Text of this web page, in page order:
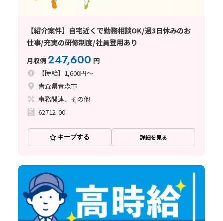
【紹介案件】自宅近くで勤務相談OK/週3日休みのお
仕事/充実の研修制度/社員登用あり
月収例247,600 円
【時給】1,600円～
青森県青森市
事務関連、その他
62712-00
キープする 詳細を見る